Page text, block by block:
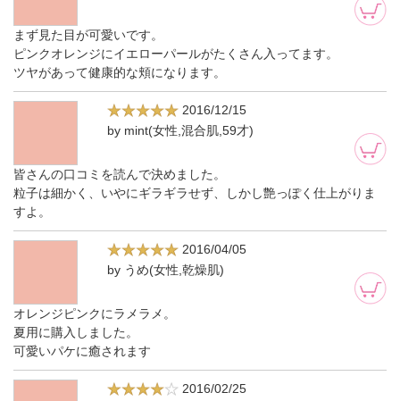
まず見た目が可愛いです。
ピンクオレンジにイエローパールがたくさん入ってます。
ツヤがあって健康的な頬になります。
2016/12/15
by mint(女性,混合肌,59才)
皆さんの口コミを読んで決めました。
粒子は細かく、いやにギラギラせず、しかし艶っぽく仕上がりま
すよ。
2016/04/05
by うめ(女性,乾燥肌)
オレンジピンクにラメラメ。
夏用に購入しました。
可愛いパケに癒されます
2016/02/25